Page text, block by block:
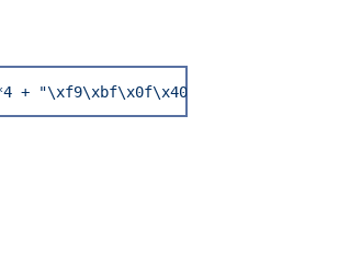
+ "\xf9\xbf\x0f\x40" + "C"*24 +